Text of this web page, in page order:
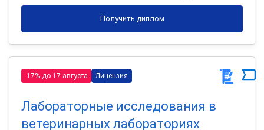
Получить диплом
-17% до 17 августа Лицензия
Лабораторные исследования в
ветеринарных лабораториях